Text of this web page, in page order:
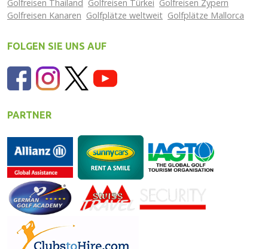
Golfreisen Thailand Golfreisen Türkei Golfreisen Zypern
Golfreisen Kanaren Golfplätze weltweit Golfplätze Mallorca
FOLGEN SIE UNS AUF
PARTNER